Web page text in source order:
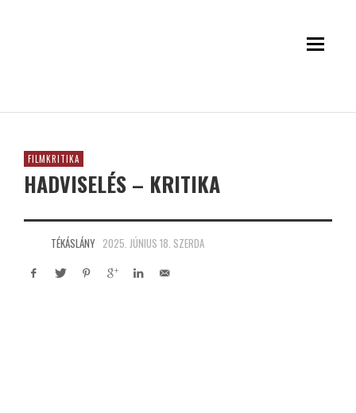
FILMKRITIKA
HADVISELÉS – KRITIKA
TÉKÁSLÁNY 2025. JÚNIUS 18. SZERDA